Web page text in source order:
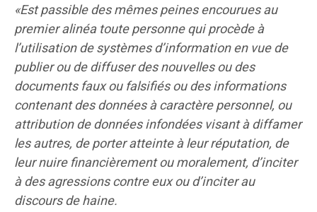
«Est passible des mêmes peines encourues au
premier alinéa toute personne qui procède à
l’utilisation de systèmes d’information en vue de
publier ou de diffuser des nouvelles ou des
documents faux ou falsifiés ou des informations
contenant des données à caractère personnel, ou
attribution de données infondées visant à diffamer
les autres, de porter atteinte à leur réputation, de
leur nuire financièrement ou moralement, d’inciter
à des agressions contre eux ou d’inciter au
discours de haine.